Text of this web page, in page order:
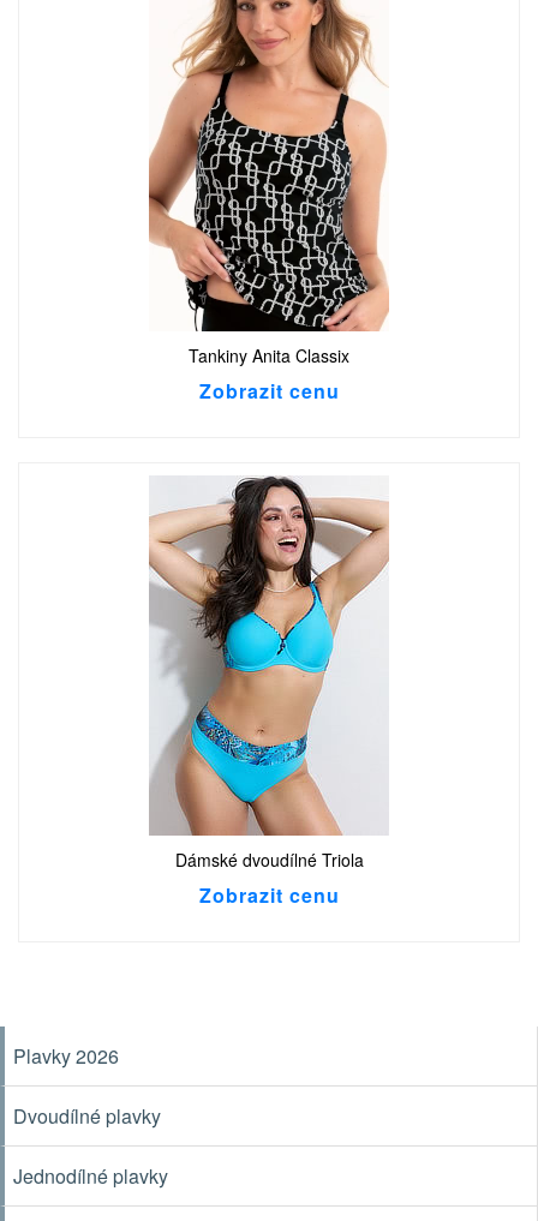
Tankiny Anita Classix
Zobrazit cenu
Dámské dvoudílné Triola
Zobrazit cenu
Plavky 2026
Dvoudílné plavky
Jednodílné plavky